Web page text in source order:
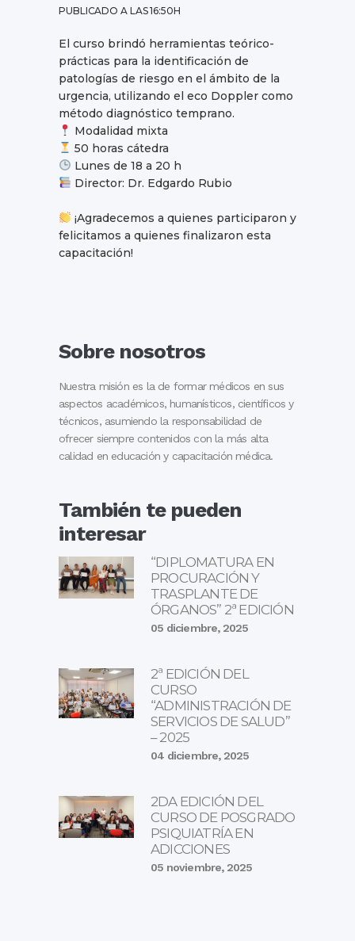
PUBLICADO A LAS 16:50H
El curso brindó herramientas teórico-
prácticas para la identificación de
patologías de riesgo en el ámbito de la
urgencia, utilizando el eco Doppler como
método diagnóstico temprano.
Modalidad mixta
50 horas cátedra
Lunes de 18 a 20 h
Director: Dr. Edgardo Rubio
¡Agradecemos a quienes participaron y
felicitamos a quienes finalizaron esta
capacitación!
Sobre nosotros
Nuestra misión es la de formar médicos en sus
aspectos académicos, humanísticos, científicos y
técnicos, asumiendo la responsabilidad de
ofrecer siempre contenidos con la más alta
calidad en educación y capacitación médica.
También te pueden
interesar
“DIPLOMATURA EN
PROCURACIÓN Y
TRASPLANTE DE
ÓRGANOS” 2ª EDICIÓN
05 diciembre, 2025
2ª EDICIÓN DEL
CURSO
“ADMINISTRACIÓN DE
SERVICIOS DE SALUD”
– 2025
04 diciembre, 2025
2DA EDICIÓN DEL
CURSO DE POSGRADO
PSIQUIATRÍA EN
ADICCIONES
05 noviembre, 2025